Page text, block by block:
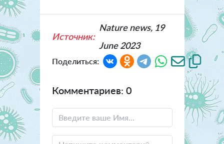
Источник:
Nature news, 19
June 2023
Поделиться:
Комментариев: 0